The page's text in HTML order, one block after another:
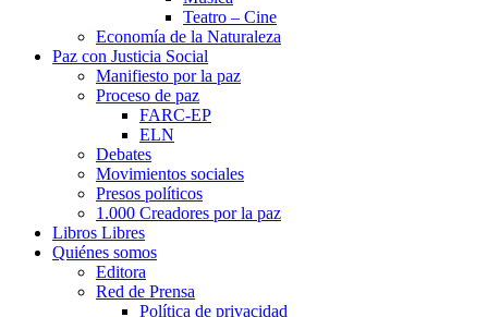
Teatro – Cine
Economía de la Naturaleza
Paz con Justicia Social
Manifiesto por la paz
Proceso de paz
FARC-EP
ELN
Debates
Movimientos sociales
Presos políticos
1.000 Creadores por la paz
Libros Libres
Quiénes somos
Editora
Red de Prensa
Política de privacidad